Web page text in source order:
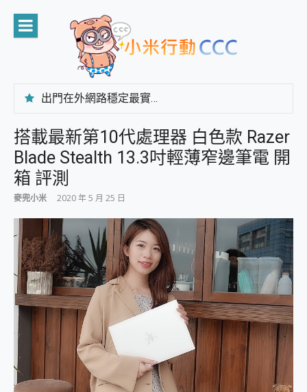
content
出門在外網路穩定最實在 「台灣大哥大」榮獲 4G/5G 在線率全球 NO.3 全台第一與全台六冠王實測心得，走到哪順到哪！
CP 值天花板~ Bongcom BS5 足球君開箱~ 短焦投影機 3千元就能擁有！ 折扣碼在這～
專為 PC上的 XBOX和掌機設計的 FireCuda X1070 SSD 固態硬碟開箱 評測
台灣製攝影機在這裡，100%全無線設計 SpotCam Solo Eco 太陽能防水雲端攝影機 SpotCam Solo 3 2.5K高畫質戶外攝影機 開箱 評測
AI 支付 一錶搞定大小事 Xiaomi Watch 5 開箱 評測
超驚艷 讓人一眼就愛上 LENOVO 聯想 Yoga Book 9 14吋 AI輕薄筆電 開箱 評測
美到讓人超想擁有 moto pad 60 系列 與 Moto | Swarovski razr 60 冰藍限定版本 開箱 評測
好用的 EaseUS Partition Master 讓您輕鬆的移除與格式化有防寫保護的隨身碟或SD卡
一鍵修復模糊影片、舊照的 AI 好幫手! VideoProc Converter AI 新版全解析 × 年末優惠，一篇全看懂
小朋友才做選擇 投影機 RGB藍牙音響 氛圍情境燈 我通通都要！ Starfish 2 幻彩膠囊投影機｜結合「 智慧投影 & 煥彩流動 」的沈浸式生活新體驗
外型超吸晴~ 給您絕佳操控體驗 GravaStar Mercury K1 系列 異星機械鍵盤與 Mercury X 系列 輕量無線電競滑鼠 開箱 評測
iPhone 17 系列 有認證的防護來囉！ imos 首家導入 UL MCV 行銷宣告驗證的手機配件品牌
小巧好吸不擋鏡頭 有Qi2認證的 ONPRO MagReact MXs2 5000mAh薄型磁吸無線急速行動電源 開箱 評測
會走動的冷暖氣 SONY REON POCKET PRO 穿戴式智慧冷暖調溫裝置 開箱 評測
搭載最新第10代處理器 白色款 Razer
Blade Stealth 13.3吋輕薄窄邊筆電 開
箱 評測
麥兜小米 2020 年 5 月 25 日